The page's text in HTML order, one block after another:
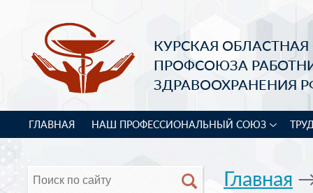
КУРСКАЯ
ПРОФСОЮЗА
ЗДРАВООХРАНЕНИЯ
ГЛАВНАЯ НАШ ПРОФЕССИОНАЛЬНЫЙ СОЮЗ
Главная